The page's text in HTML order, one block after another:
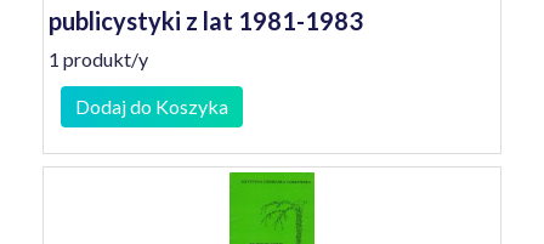
publicystyki z lat 1981-1983
1 produkt/y
Dodaj do Koszyka